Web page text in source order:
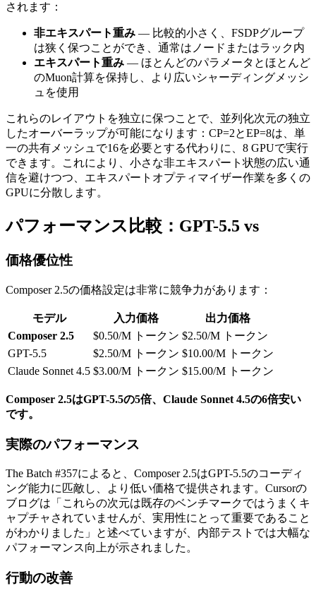
されます：
非エキスパート重み — 比較的小さく、FSDPグループ
は狭く保つことができ、通常はノードまたはラック内
エキスパート重み — ほとんどのパラメータとほとんど
のMuon計算を保持し、より広いシャーディングメッシ
ュを使用
これらのレイアウトを独立に保つことで、並列化次元の独立
したオーバーラップが可能になります：CP=2とEP=8は、単
一の共有メッシュで16を必要とする代わりに、8 GPUで実行
できます。これにより、小さな非エキスパート状態の広い通
信を避けつつ、エキスパートオプティマイザー作業を多くの
GPUに分散します。
パフォーマンス比較：GPT-5.5 vs
価格優位性
Composer 2.5の価格設定は非常に競争力があります：
モデル 入力価格
出力価格
Composer 2.5
$0.50/M トークン $2.50/M トークン
GPT-5.5
$2.50/M トークン $10.00/M トークン
Claude Sonnet 4.5 $3.00/M トークン $15.00/M トークン
Composer 2.5はGPT-5.5の5倍、Claude Sonnet 4.5の6倍安い
です。
実際のパフォーマンス
The Batch #357によると、Composer 2.5はGPT-5.5のコーディ
ング能力に匹敵し、より低い価格で提供されます。Cursorの
ブログは「これらの次元は既存のベンチマークではうまくキ
ャプチャされていませんが、実用性にとって重要であること
がわかりました」と述べていますが、内部テストでは大幅な
パフォーマンス向上が示されました。
行動の改善